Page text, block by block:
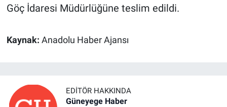
Göç İdaresi Müdürlüğüne teslim edildi.
Kaynak: Anadolu Haber Ajansı
EDITÖR HAKKINDA
Güneyege Haber